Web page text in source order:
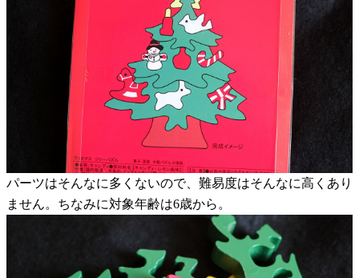
パーツはそんなに多くないので、難易度はそんなに高くあり
ません。ちなみに対象年齢は6歳から。